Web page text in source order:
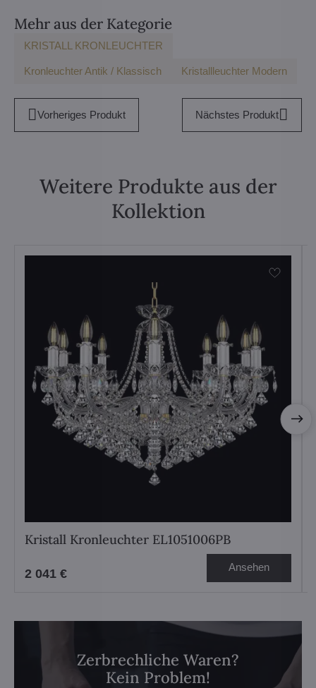
Mehr aus der Kategorie
KRISTALL KRONLEUCHTER
Kronleuchter Antik / Klassisch Kristallleuchter Modern
Vorheriges Produkt Nächstes Produkt
Weitere Produkte aus der
Kollektion
Kristall Kronleuchter EL1051006PB
2 041 € Ansehen
Zerbrechliche Waren?
Kein Problem!